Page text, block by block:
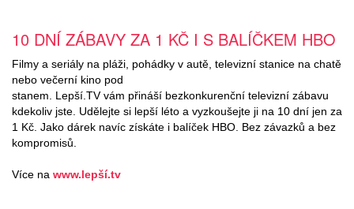
10 DNÍ ZÁBAVY ZA 1 KČ I S BALÍČKEM HBO​
Filmy a seriály na pláži, pohádky v autě, televizní stanice na chatě
nebo večerní kino pod
stanem. Lepší.TV vám přináší bezkonkurenční televizní zábavu
kdekoliv jste. Udělejte si lepší léto a vyzkoušejte ji na 10 dní jen za
1 Kč. Jako dárek navíc získáte i balíček HBO. Bez závazků a bez
kompromisů.
Více na www.lepší.tv